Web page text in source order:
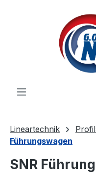
Zum Hauptinhalt springen
Lineartechnik
Führungswagen
SNR